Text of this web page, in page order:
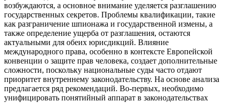
возбуждаются, а основное внимание уделяется разглашению
государственных секретов. Проблемы квалификации, такие
как разграничение шпионажа и государственной измены, а
также определение ущерба от разглашения, остаются
актуальными для обеих юрисдикций. Влияние
международного права, особенно в контексте Европейской
конвенции о защите прав человека, создает дополнительные
сложности, поскольку национальные суды часто отдают
приоритет внутреннему законодательству. На основе анализа
предлагается ряд рекомендаций. Во-первых, необходимо
унифицировать понятийный аппарат в законодательствах